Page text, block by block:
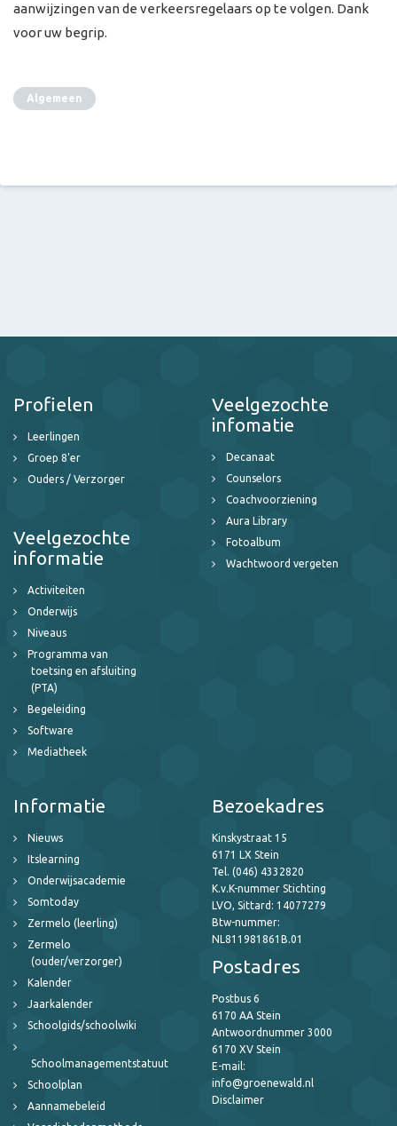
aanwijzingen van de verkeersregelaars op te volgen. Dank
voor uw begrip.
Algemeen
Profielen
Leerlingen
Groep 8'er
Ouders / Verzorger
Veelgezochte
informatie
Activiteiten
Onderwijs
Niveaus
Programma van
toetsing en afsluiting
(PTA)
Begeleiding
Software
Mediatheek
Veelgezochte
infomatie
Decanaat
Counselors
Coachvoorziening
Aura Library
Fotoalbum
Wachtwoord vergeten
Informatie
Nieuws
Itslearning
Onderwijsacademie
Somtoday
Zermelo (leerling)
Zermelo
(ouder/verzorger)
Kalender
Jaarkalender
Schoolgids/schoolwiki
Schoolmanagementstatuut
Schoolplan
Aannamebeleid
Bezoekadres
Kinskystraat 15
6171 LX Stein
Tel. (046) 4332820
K.v.K-nummer Stichting
LVO, Sittard: 14077279
Btw-nummer:
NL811981861B.01
Postadres
Postbus 6
6170 AA Stein
Antwoordnummer 3000
6170 XV Stein
E-mail:
info@groenewald.nl
Disclaimer